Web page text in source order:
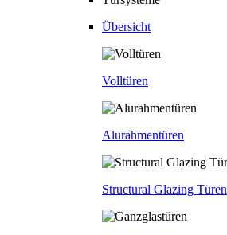
Übersicht
Volltüren
Alurahmentüren
Structural Glazing Türen